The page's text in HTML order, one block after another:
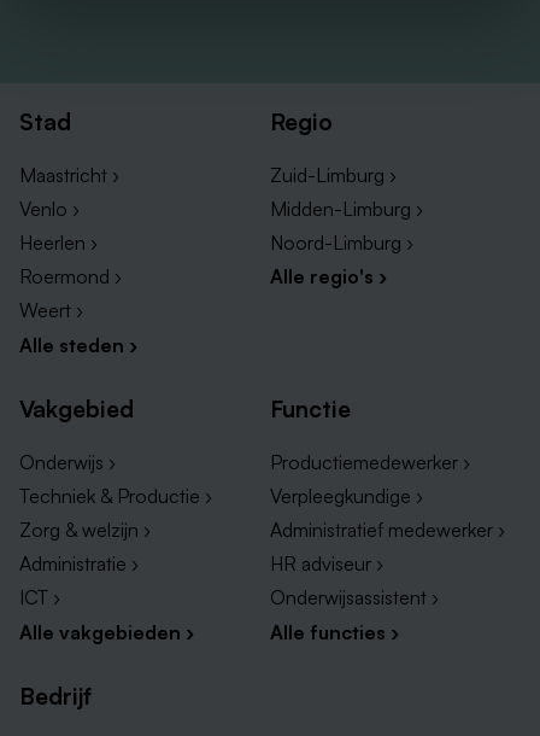
Stad
Maastricht ›
Venlo ›
Heerlen ›
Roermond ›
Weert ›
Alle steden ›
Regio
Zuid-Limburg ›
Midden-Limburg ›
Noord-Limburg ›
Alle regio's ›
Vakgebied
Onderwijs ›
Techniek & Productie ›
Zorg & welzijn ›
Administratie ›
ICT ›
Alle vakgebieden ›
Functie
Productiemedewerker ›
Verpleegkundige ›
Administratief medewerker ›
HR adviseur ›
Onderwijsassistent ›
Alle functies ›
Bedrijf